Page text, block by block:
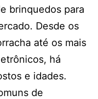
brinquedos para
Desde os
até os mais
há
e idades.
de